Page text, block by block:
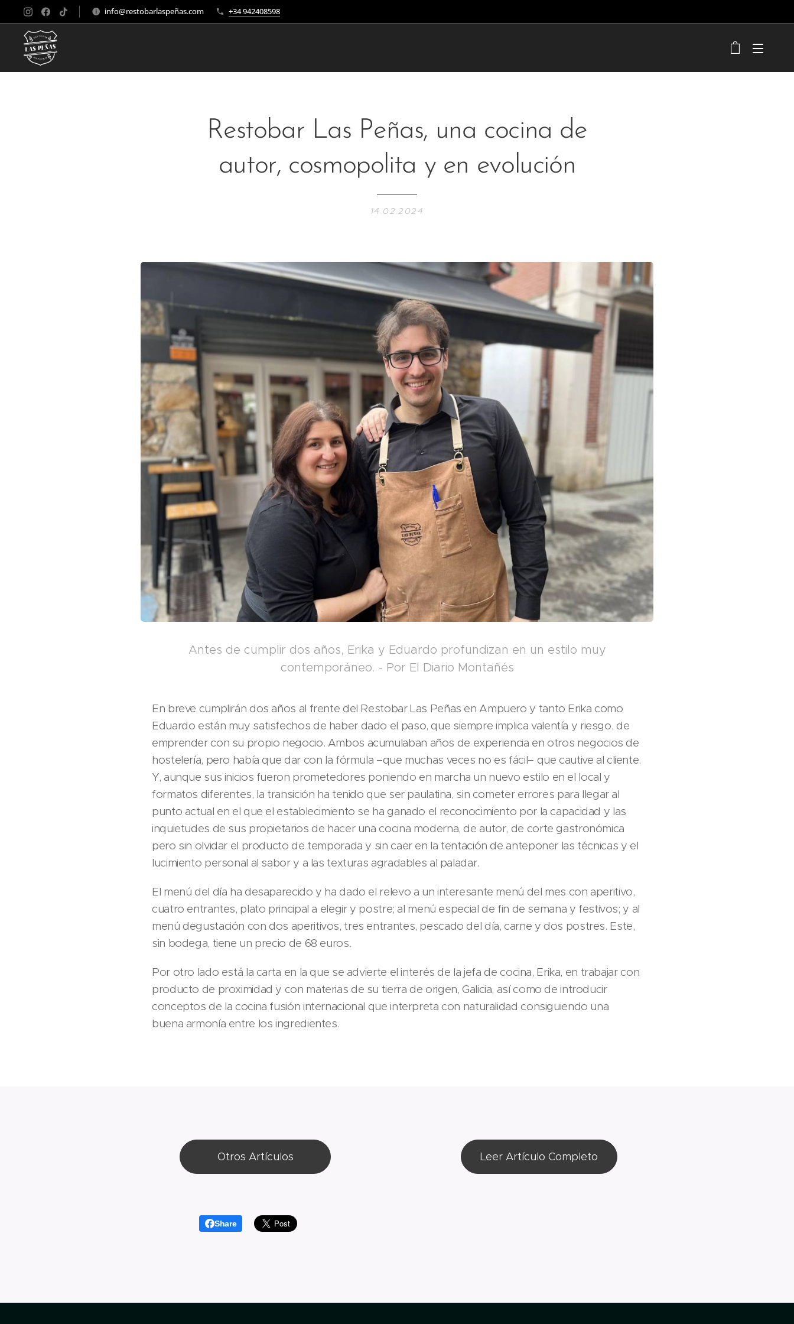
info@restobarlaspeñas.com +34 942408598
Restobar Las Peñas, una cocina de
autor, cosmopolita y en evolución
14.02.2024
Antes de cumplir dos años, Erika y Eduardo profundizan en un estilo muy
contemporáneo. - Por El Diario Montañés
En breve cumplirán dos años al frente del Restobar Las Peñas en Ampuero y tanto Erika como
Eduardo están muy satisfechos de haber dado el paso, que siempre implica valentía y riesgo, de
emprender con su propio negocio. Ambos acumulaban años de experiencia en otros negocios de
hostelería, pero había que dar con la fórmula –que muchas veces no es fácil– que cautive al cliente.
Y, aunque sus inicios fueron prometedores poniendo en marcha un nuevo estilo en el local y
formatos diferentes, la transición ha tenido que ser paulatina, sin cometer errores para llegar al
punto actual en el que el establecimiento se ha ganado el reconocimiento por la capacidad y las
inquietudes de sus propietarios de hacer una cocina moderna, de autor, de corte gastronómica
pero sin olvidar el producto de temporada y sin caer en la tentación de anteponer las técnicas y el
lucimiento personal al sabor y a las texturas agradables al paladar.
El menú del día ha desaparecido y ha dado el relevo a un interesante menú del mes con aperitivo,
cuatro entrantes, plato principal a elegir y postre; al menú especial de fin de semana y festivos; y al
menú degustación con dos aperitivos, tres entrantes, pescado del día, carne y dos postres. Este,
sin bodega, tiene un precio de 68 euros.
Por otro lado está la carta en la que se advierte el interés de la jefa de cocina, Erika, en trabajar con
producto de proximidad y con materias de su tierra de origen, Galicia, así como de introducir
conceptos de la cocina fusión internacional que interpreta con naturalidad consiguiendo una
buena armonía entre los ingredientes.
Otros Artículos Leer Artículo Completo
Share